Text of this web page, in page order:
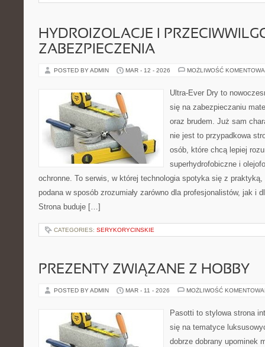
HYDROIZOLACJE I
ZABEZPIECZENIA
POSTED BY ADMIN MAR - 12 - 2026 MOŻLIWOŚĆ
Ultra-Ever Dry to
się na zabezpieczaniu
oraz brudem. Już sam
nie jest to przypadkowa
osób, które chcą lepiej
superhydrofobiczne i
ochronne. To serwis, w której technologia spotyka się z
podana w sposób zrozumiały zarówno dla profesjonalistów, jak i
Strona buduje […]
CATEGORIES: SERYKORYCINSKIE
PREZENTY ZWIĄZANE Z HOBBY
POSTED BY ADMIN MAR - 11 - 2026 MOŻLIWOŚĆ
Pasotti to stylowa strona
się na tematyce
dobrze dobrany upominek